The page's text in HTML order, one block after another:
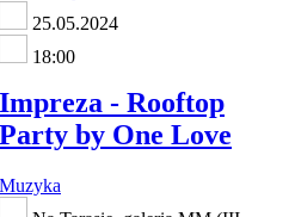
25.05.2024
18:00
Impreza - Rooftop
Party by One Love
Muzyka